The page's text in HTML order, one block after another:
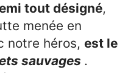
tout désigné,
menée en
notre héros,est le
sauvages .